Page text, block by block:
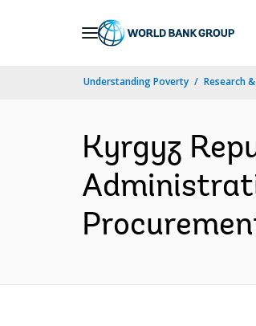
Understanding Poverty Research
Kyrgyz